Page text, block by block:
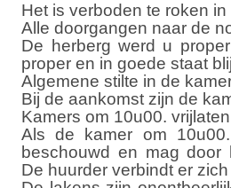
Het is verboden te roken
Alle doorgangen naar de
De herberg werd u
proper en in goede staat
Algemene stilte in de
Bij de aankomst zijn de
Kamers om 10u00.
Als de kamer om
beschouwd en mag door
De huurder verbindt er